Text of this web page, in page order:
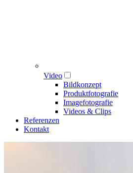
Video
Bildkonzept
Produktfotografie
Imagefotografie
Videos & Clips
Referenzen
Kontakt